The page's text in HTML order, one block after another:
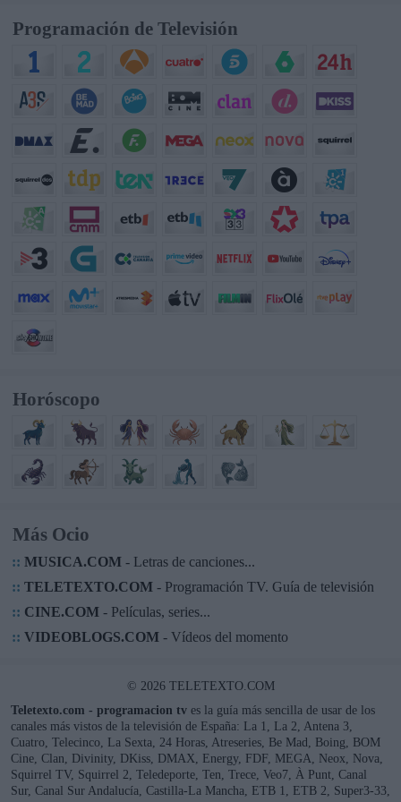
Programación de Televisión
Horóscopo
Más Ocio
:: MUSICA.COM- Letras de canciones...
:: TELETEXTO.COM- Programación TV. Guía de televisión
:: CINE.COM- Películas, series...
:: VIDEOBLOGS.COM- Vídeos del momento
© 2026 TELETEXTO.COM
Teletexto.com - programacion tv es la guía más sencilla de usar de los
canales más vistos de la televisión de España: La 1, La 2, Antena 3,
Cuatro, Telecinco, La Sexta, 24 Horas, Atreseries, Be Mad, Boing, BOM
Cine, Clan, Divinity, DKiss, DMAX, Energy, FDF, MEGA, Neox, Nova,
Squirrel TV, Squirrel 2, Teledeporte, Ten, Trece, Veo7, À Punt, Canal
Sur, Canal Sur Andalucía, Castilla-La Mancha, ETB 1, ETB 2, Super3-33,